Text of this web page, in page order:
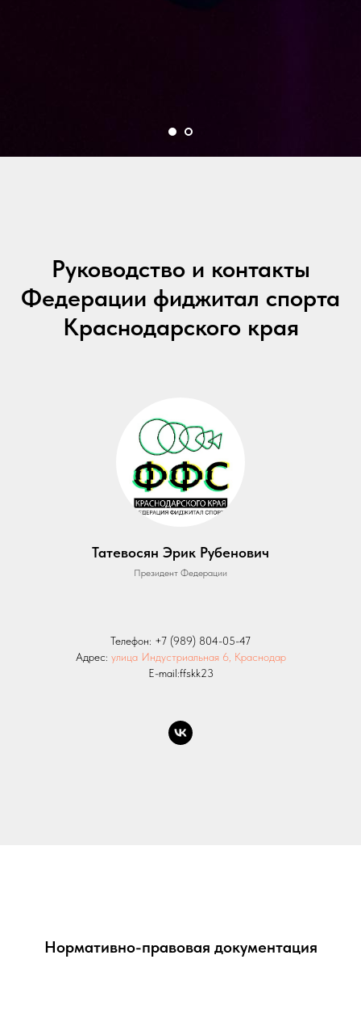
Руководство и контакты
Федерации фиджитал спорта
Краснодарского края
Татевосян Эрик Рубенович
Президент Федерации
Телефон: +7 (989) 804-05-47
Адрес: улица Индустриальная 6, Краснодар
E-mail:ffskk23
Нормативно-правовая документация